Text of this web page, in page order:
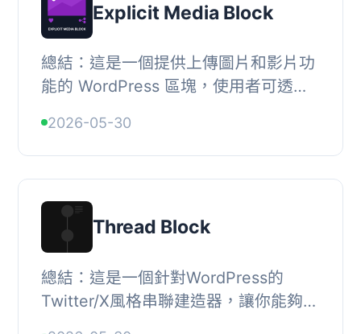
Explicit Media Block
總結：這是一個提供上傳圖片和影片功
能的 WordPress 區塊，使用者可透過
變成互動性的內容中心。, , 問題與答
案：, <ul...
2026-05-30
Thread Block
總結：這是一個針對WordPress的
Twitter/X風格串聯建造器，讓你能夠以